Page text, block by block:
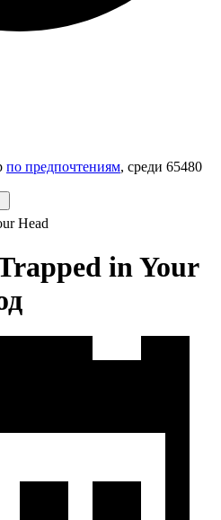
по предпочтениям, среди 65480
Head
in Your